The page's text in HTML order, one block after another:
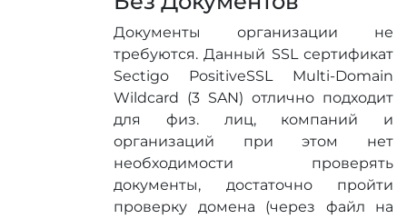
Документы организации не
требуются. Данный SSL сертификат
Sectigo PositiveSSL Multi-Domain
Wildcard (3 SAN) отлично подходит
для физ. лиц, компаний и
организаций при этом нет
необходимости проверять
документы, достаточно пройти
проверку домена (через файл на